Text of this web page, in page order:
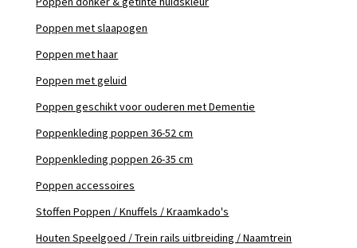
Poppen met slaapogen
Poppen met haar
Poppen met geluid
Poppen geschikt voor ouderen met Dementie
Poppenkleding poppen 36-52 cm
Poppenkleding poppen 26-35 cm
Poppen accessoires
Stoffen Poppen / Knuffels / Kraamkado's
Houten Speelgoed / Trein rails uitbreiding / Naamtrein